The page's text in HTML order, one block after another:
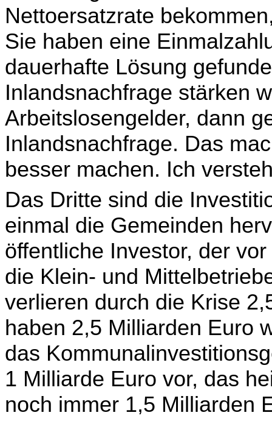
Nettoersatzrate
Sie haben eine
dauerhafte Lösung
Inlandsnachfrage stärken
Arbeitslosengelder, dann
Inlandsnachfrage. Das
besser machen. Ich
Das Dritte sind die
einmal die Gemeinden
öffentliche Investor, der
die Klein- und
verlieren durch die Krise
haben 2,5 Milliarden Euro
das
1 Milliarde Euro vor, das
noch immer 1,5 Milliarden